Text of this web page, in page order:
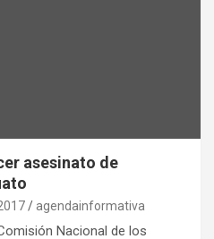
asesinato de
agendainformativa
Nacional de los